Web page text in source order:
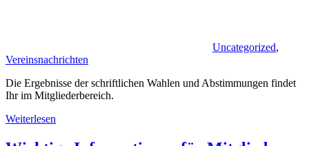
Uncategorized,
Vereinsnachrichten
Die Ergebnisse der schriftlichen Wahlen und Abstimmungen findet
Ihr im Mitgliederbereich.
Weiterlesen